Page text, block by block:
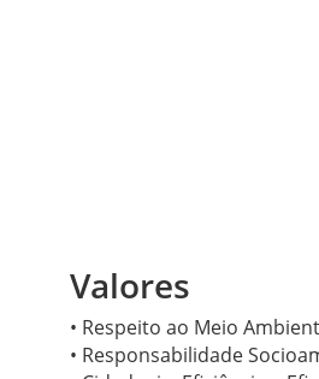
Valores
• Respeito ao Meio
• Responsabilidade